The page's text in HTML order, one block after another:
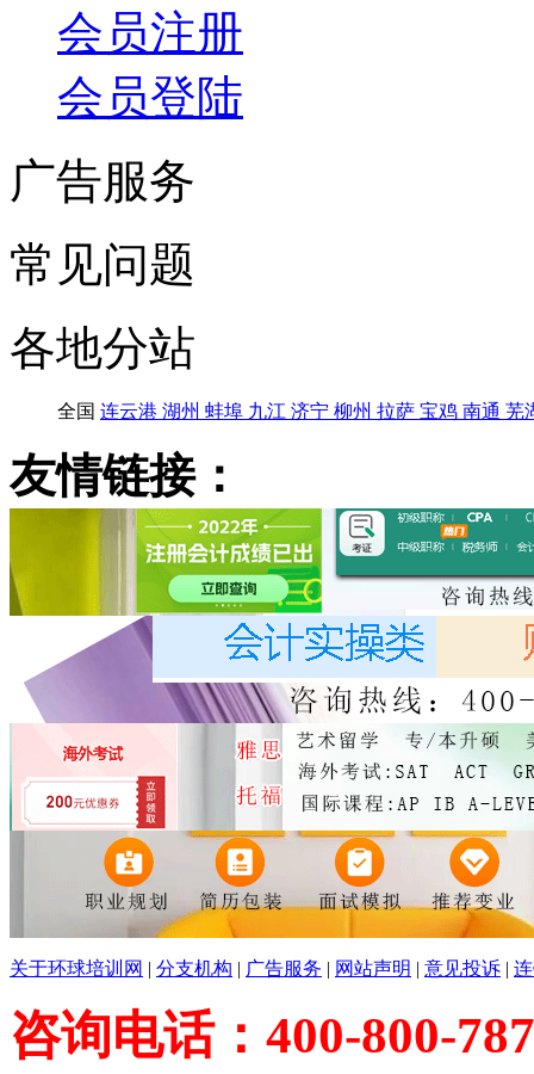
会员注册
会员登陆
广告服务
常见问题
各地分站
全国 连云港 湖州 蚌埠 九江 济宁 柳州 拉萨 宝鸡 南通 芜
友情链接：
关于环球培训网 | 分支机构 | 广告服务 | 网站声明 | 意见投诉 |
咨询电话：400-800-